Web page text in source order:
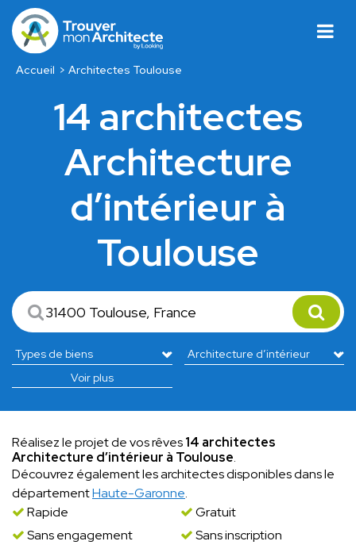
Accueil Architectes Toulouse
14 architectes
Architecture
d’intérieur à
Toulouse
Voir plus
Réalisez le projet de vos rêves14 architectes
Architecture d’intérieur à Toulouse.
Découvrez également les architectes disponibles dans le
départementHaute-Garonne.
Rapide
Gratuit
Sans engagement
Sans inscription